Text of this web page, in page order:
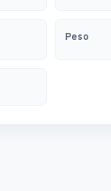
Peso